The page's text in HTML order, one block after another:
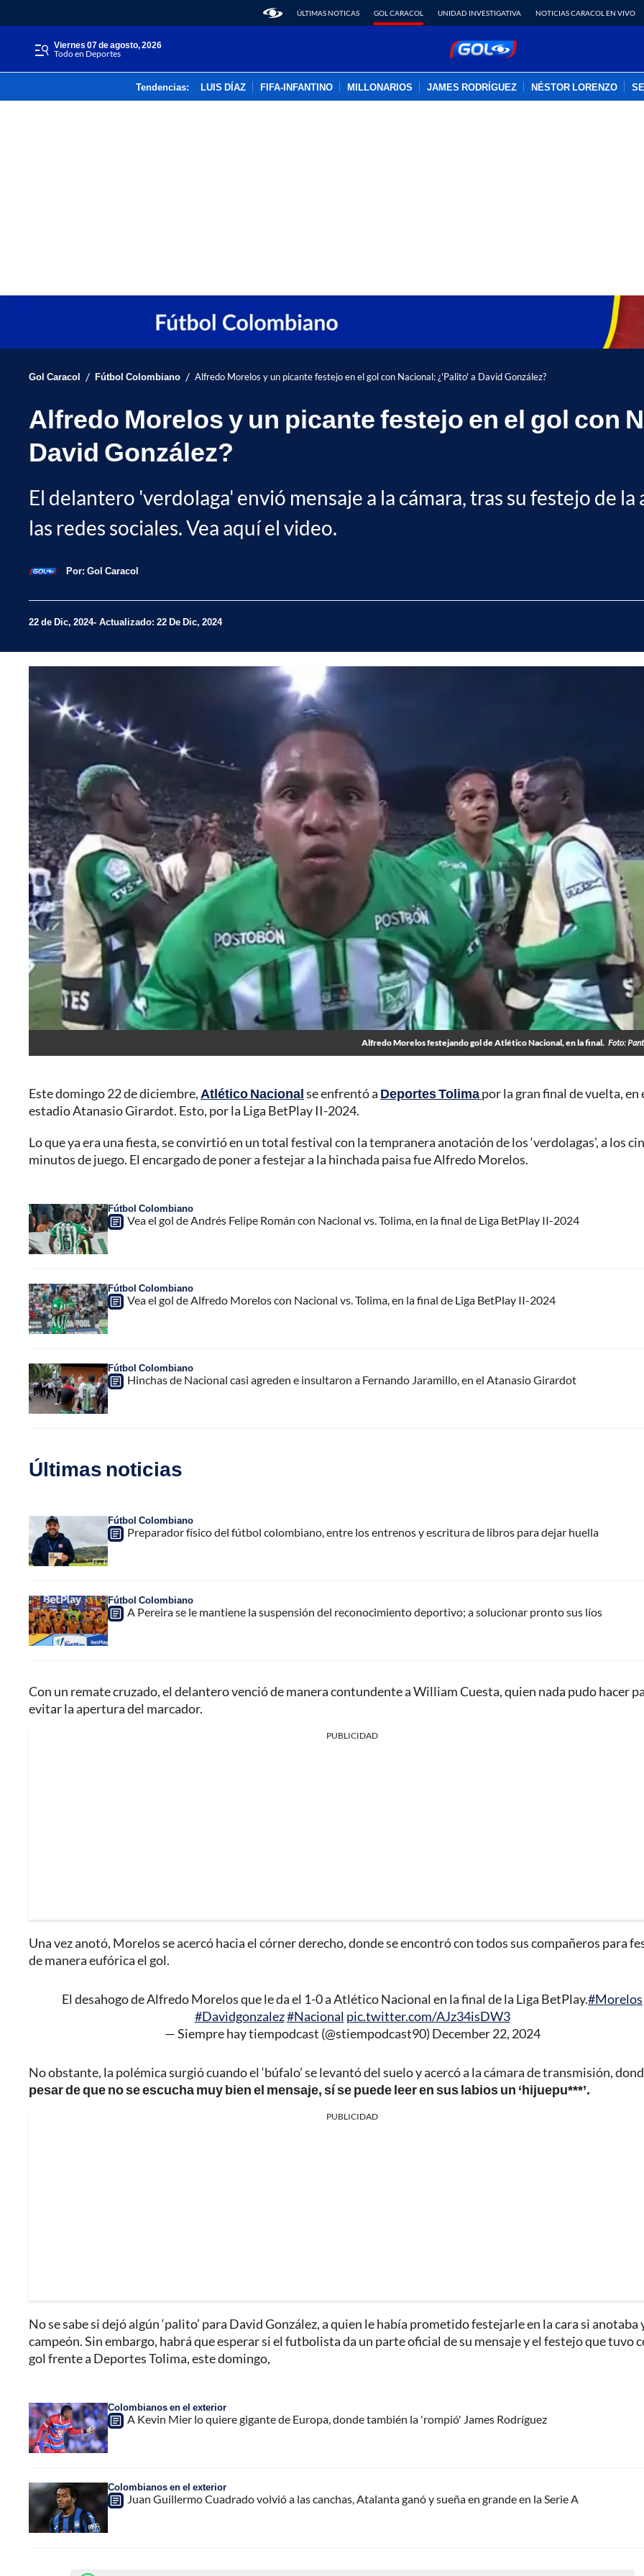
ÚLTIMAS NOTICAS GOL CARACOL UNIDAD INVESTIGATIVA NOTICIAS CARACOL EN VIVO
viernes 07 de agosto, 2026
Todo en Deportes
Tendencias: LUIS DÍAZ FIFA-INFANTINO MILLONARIOS JAMES RODRÍGUEZ NÉSTOR LORENZO
Gol Caracol / Fútbol Colombiano / Alfredo Morelos y un picante festejo en el gol con Nacional: ¿'Palito' a David González?
Alfredo Morelos y un picante festejo en el gol con
David González?
El delantero 'verdolaga' envió mensaje a la cámara, tras su festejo de
las redes sociales. Vea aquí el video.
Por: Gol Caracol
22 de Dic, 2024 Actualizado: 22 De Dic, 2024
Alfredo Morelos festejando gol de Atlético Nacional, en la final. Foto:
Este domingo 22 de diciembre, Atlético Nacionalse enfrentó a Deportes Tolimapor la gran final de vuelta, en
estadio Atanasio Girardot. Esto, por la Liga BetPlay II-2024.
Lo que ya era una fiesta, se convirtió en un total festival con la tempranera anotación de los ‘verdolagas’, a los
minutos de juego. El encargado de poner a festejar a la hinchada paisa fue Alfredo Morelos.
Fútbol Colombiano
Vea el gol de Andrés Felipe Román con Nacional vs. Tolima, en la final de Liga BetPlay II-2024
Fútbol Colombiano
Vea el gol de Alfredo Morelos con Nacional vs. Tolima, en la final de Liga BetPlay II-2024
Fútbol Colombiano
Hinchas de Nacional casi agreden e insultaron a Fernando Jaramillo, en el Atanasio Girardot
Últimas noticias
Fútbol Colombiano
Preparador físico del fútbol colombiano, entre los entrenos y escritura de libros para dejar huella
Fútbol Colombiano
A Pereira se le mantiene la suspensión del reconocimiento deportivo; a solucionar pronto sus líos
Con un remate cruzado, el delantero venció de manera contundente a William Cuesta, quien nada pudo hacer
evitar la apertura del marcador.
PUBLICIDAD
Una vez anotó, Morelos se acercó hacia el córner derecho, donde se encontró con todos sus compañeros para
de manera eufórica el gol.
El desahogo de Alfredo Morelos que le da el 1-0 a Atlético Nacional en la final de la Liga BetPlay.#Morelos
#Davidgonzalez#Nacional pic.twitter.com/AJz34isDW3
— Siempre hay tiempodcast (@stiempodcast90) December 22, 2024
No obstante, la polémica surgió cuando el ‘búfalo’ se levantó del suelo y acercó a la cámara de transmisión,
pesar de que no se escucha muy bien el mensaje, sí se puede leer en sus labios un ‘hijuepu***’.
PUBLICIDAD
No se sabe si dejó algún ‘palito’ para David González, a quien le había prometido festejarle en la cara si anotaba
campeón. Sin embargo, habrá que esperar si el futbolista da un parte oficial de su mensaje y el festejo que tuvo
gol frente a Deportes Tolima, este domingo,
Colombianos en el exterior
A Kevin Mier lo quiere gigante de Europa, donde también la 'rompió' James Rodríguez
Colombianos en el exterior
Juan Guillermo Cuadrado volvió a las canchas, Atalanta ganó y sueña en grande en la Serie A